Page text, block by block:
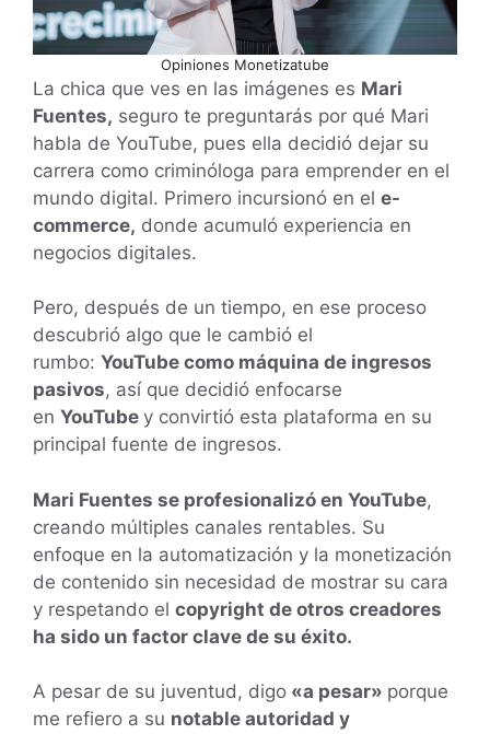
Opiniones Monetizatube
La chica que ves en las imágenes es Mari
Fuentes, seguro te preguntarás por qué Mari
habla de YouTube, pues ella decidió dejar su
carrera como criminóloga para emprender en el
mundo digital. Primero incursionó en el e-
commerce, donde acumuló experiencia en
negocios digitales.
Pero, después de un tiempo, en ese proceso
descubrió algo que le cambió el
rumbo: YouTube como máquina de ingresos
pasivos, así que decidió enfocarse
en YouTube y convirtió esta plataforma en su
principal fuente de ingresos.
Mari Fuentes se profesionalizó en YouTube,
creando múltiples canales rentables. Su
enfoque en la automatización y la monetización
de contenido sin necesidad de mostrar su cara
y respetando el copyright de otros creadores
ha sido un factor clave de su éxito.
A pesar de su juventud, digo «a pesar» porque
me refiero a su notable autoridad y